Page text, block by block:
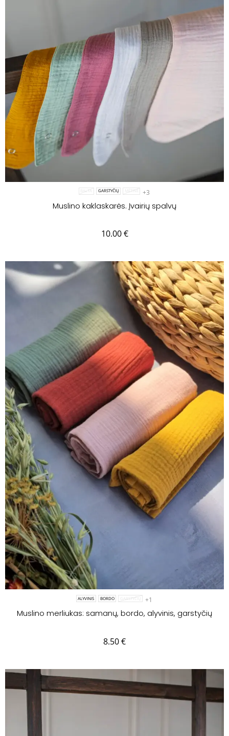
BALTA GARSTYČIŲ MĖTINĖ +3
Muslino kaklaskarės. Įvairių spalvų
10.00€
ALYVINIS BORDO GARSTYČIŲ +1
Muslino merliukas: samanų, bordo, alyvinis, garstyčių
8.50€